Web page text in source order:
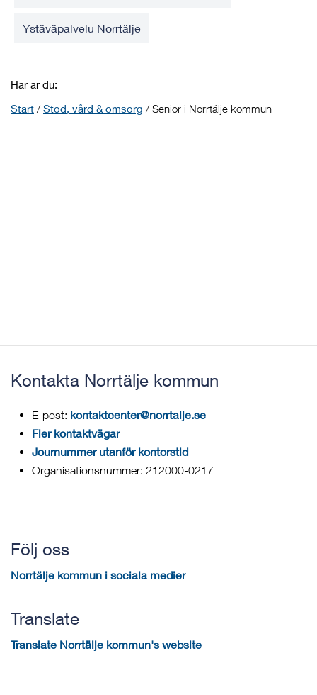
Ystäväpalvelu Norrtälje
Här är du:
Start / Stöd, vård & omsorg / Senior i Norrtälje kommun
Kontakta Norrtälje kommun
E-post: kontaktcenter@norrtalje.se
Fler kontaktvägar
Journummer utanför kontorstid
Organisationsnummer: 212000-0217
Följ oss
Norrtälje kommun i sociala medier
Translate
Translate Norrtälje kommun's website